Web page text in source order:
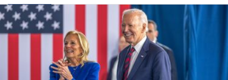
перший симптом, який сигналізував про його
"агресивний" рак
Спершу лікарі не надали цьому належної уваги
18,1 т.